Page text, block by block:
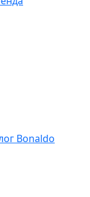
Bonaldo